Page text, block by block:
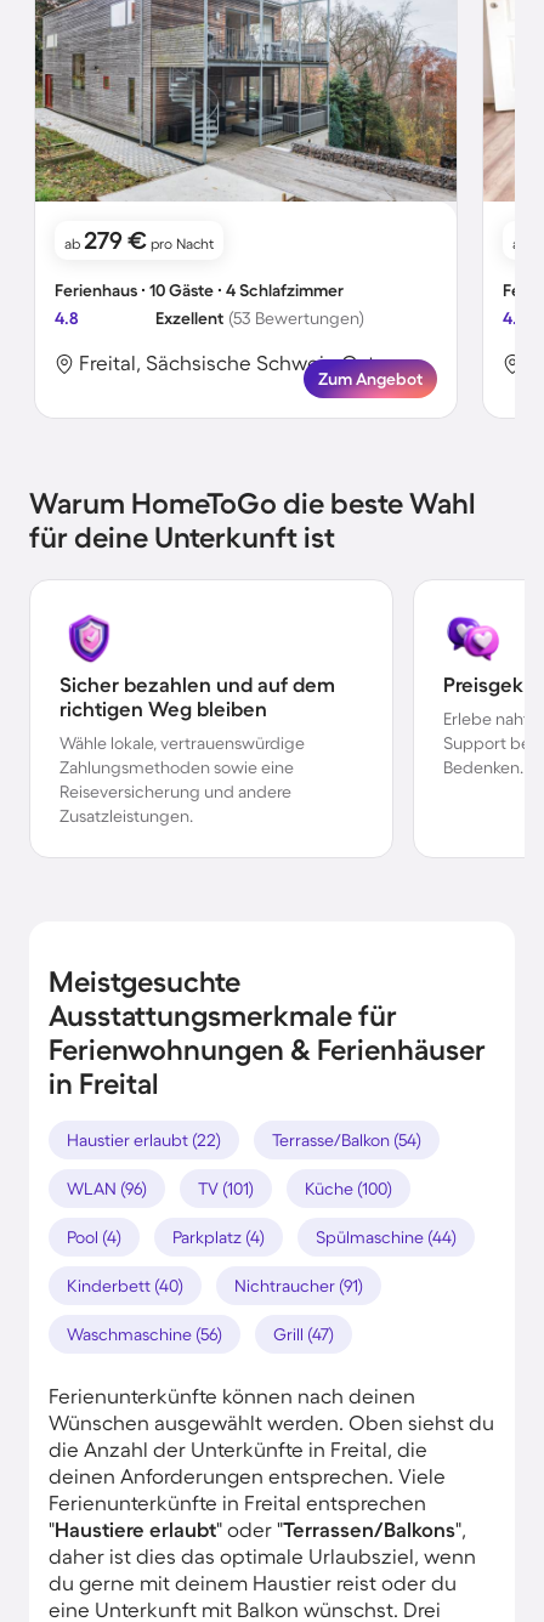
ab 279 € pro Nacht
Ferienhaus ∙ 10 Gäste ∙ 4 Schlafzimmer
4.8
Exzellent (53 Bewertungen)
Freital, Sächsische Schweiz-Osterzgebirge, Deutschland
Zum Angebot
ab
4.5
Warum HomeToGo die beste Wahl
für deine Unterkunft ist
Sicher bezahlen und auf dem
richtigen Weg bleiben
Wähle lokale, vertrauenswürdige
Zahlungsmethoden sowie eine
Reiseversicherung und andere
Zusatzleistungen.
Erlebe
Support bei
Bedenken.
Meistgesuchte
Ausstattungsmerkmale für
Ferienwohnungen & Ferienhäuser
in Freital
Haustier erlaubt (22) Terrasse/Balkon (54)
WLAN (96) TV (101) Küche (100)
Pool (4) Parkplatz (4) Spülmaschine (44)
Kinderbett (40) Nichtraucher (91)
Waschmaschine (56) Grill (47)
Ferienunterkünfte können nach deinen
Wünschen ausgewählt werden. Oben siehst du
die Anzahl der Unterkünfte in Freital, die
deinen Anforderungen entsprechen. Viele
Ferienunterkünfte in Freital entsprechen
"Haustiere erlaubt" oder "Terrassen/Balkons",
daher ist dies das optimale Urlaubsziel, wenn
du gerne mit deinem Haustier reist oder du
eine Unterkunft mit Balkon wünschst. Drei